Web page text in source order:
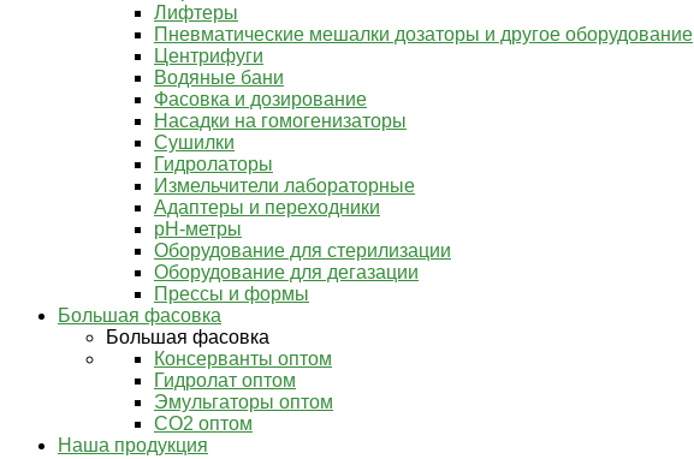
Лифтеры
Пневматические мешалки дозаторы и другое оборудование
Центрифуги
Водяные бани
Фасовка и дозирование
Насадки на гомогенизаторы
Сушилки
Гидролаторы
Измельчители лабораторные
Адаптеры и переходники
pH-метры
Оборудование для стерилизации
Оборудование для дегазации
Прессы и формы
Большая фасовка
Большая фасовка
Консерванты оптом
Гидролат оптом
Эмульгаторы оптом
СО2 оптом
Наша продукция